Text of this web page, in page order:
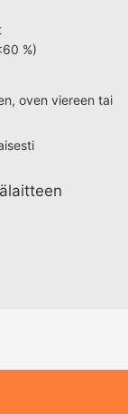
%)
oven viereen tai